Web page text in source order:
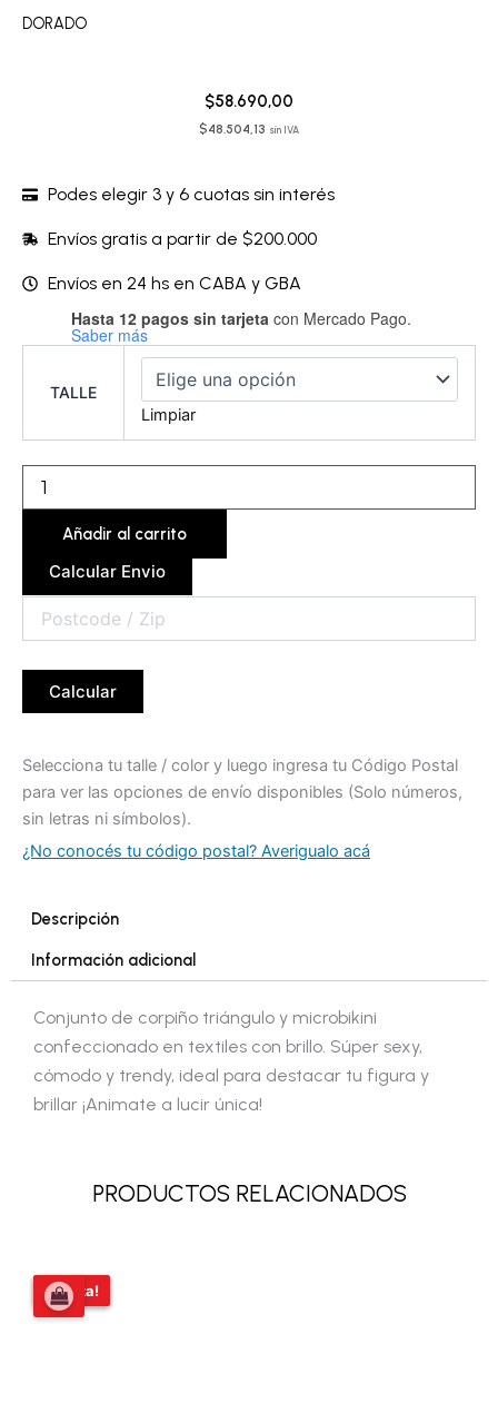
DORADO
$58.690,00
$48.504,13 sin IVA
Podes elegir 3 y 6 cuotas sin interés
Envíos gratis a partir de $200.000
Envíos en 24 hs en CABA y GBA
Hasta 12 pagos sin tarjeta con Mercado Pago.
Saber más
TALLE
Limpiar
Conjunto
sin
Añadir al carrito
Calcular Envio
Calcular
Selecciona tu talle / color y luego ingresa tu Código Postal
para ver las opciones de envío disponibles (Solo números,
sin letras ni símbolos).
¿No conocés tu código postal? Averigualo acá
Descripción
Información adicional
Conjunto de corpiño triángulo y microbikini
confeccionado en textiles con brillo. Súper sexy,
cómodo y trendy, ideal para destacar tu figura y
brillar ¡Animate a lucir única!
PRODUCTOS RELACIONADOS
¡Oferta!
¡Oferta!